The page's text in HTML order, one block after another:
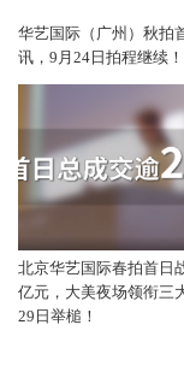
华艺国际（广州）秋拍
讯，9月24日拍程继续！
北京华艺国际春拍首日
亿元，大美夜场领衔三
29日举槌！